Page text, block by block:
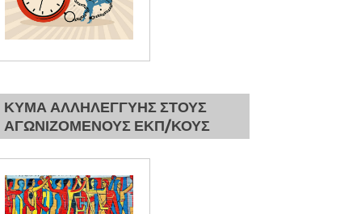
ΚΥΜΑ ΑΛΛΗΛΕΓΓΥΗΣ ΣΤΟΥΣ
ΑΓΩΝΙΖΟΜΕΝΟΥΣ ΕΚΠ/ΚΟΥΣ